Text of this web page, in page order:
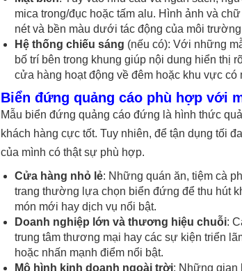
mica trong/đục hoặc tấm alu. Hình ảnh và
nét và bền màu dưới tác động của môi
Hệ thống chiếu sáng (nếu có): Với những
bố trí bên trong khung giúp nội dung hiển thị
cửa hàng hoạt động về đêm hoặc khu vực có
Biển đứng quảng cáo phù hợp với
Mẫu biển đứng quảng cáo đứng là hình thức
khách hàng cực tốt. Tuy nhiên, để tận dụng tối
của mình có thật sự phù hợp.
Cửa hàng nhỏ lẻ: Những quán ăn, tiệm cà
trang thường lựa chọn biển đứng để thu hút
món mới hay dịch vụ nổi bật.
Doanh nghiệp lớn và thương hiệu chuỗi:
trung tâm thương mại hay các sự kiện triển
hoặc nhấn mạnh điểm nổi bật.
Mô hình kinh doanh ngoài trời: Những gian